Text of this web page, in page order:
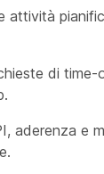
attività
di
aderenza e